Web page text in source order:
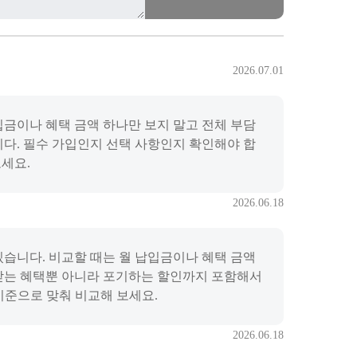
2026.07.01
이나 혜택 금액 하나만 보지 말고 전체 부담
. 필수 가입인지 선택 사항인지 확인해야 합
요.
2026.06.18
니다. 비교할 때는 월 납입금이나 혜택 금액
혜택뿐 아니라 포기하는 할인까지 포함해서
으로 맞춰 비교해 보세요.
2026.06.18